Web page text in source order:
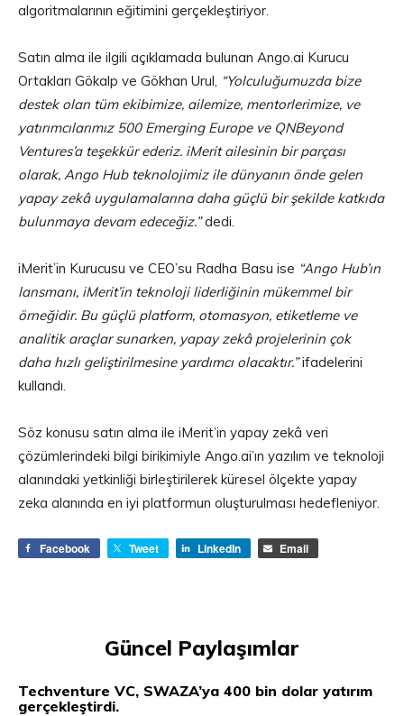
algoritmalarının eğitimini gerçekleştiriyor.
Satın alma ile ilgili açıklamada bulunan Ango.ai Kurucu
Ortakları Gökalp ve Gökhan Urul, “Yolculuğumuzda bize
destek olan tüm ekibimize, ailemize, mentorlerimize, ve
yatırımcılarımız 500 Emerging Europe ve QNBeyond
Ventures’a teşekkür ederiz. iMerit ailesinin bir parçası
olarak, Ango Hub teknolojimiz ile dünyanın önde gelen
yapay zekâ uygulamalarına daha güçlü bir şekilde katkıda
bulunmaya devam edeceğiz.”dedi.
iMerit’in Kurucusu ve CEO’su Radha Basu ise “Ango Hub’ın
lansmanı, iMerit’in teknoloji liderliğinin mükemmel bir
örneğidir. Bu güçlü platform, otomasyon, etiketleme ve
analitik araçlar sunarken, yapay zekâ projelerinin çok
daha hızlı geliştirilmesine yardımcı olacaktır.”ifadelerini
kullandı.
Söz konusu satın alma ile iMerit’in yapay zekâ veri
çözümlerindeki bilgi birikimiyle Ango.ai’ın yazılım ve teknoloji
alanındaki yetkinliği birleştirilerek küresel ölçekte yapay
zeka alanında en iyi platformun oluşturulması hedefleniyor.
Facebook Tweet LinkedIn Email
Güncel Paylaşımlar
Techventure VC, SWAZA’ya 400 bin dolar yatırım
gerçekleştirdi.